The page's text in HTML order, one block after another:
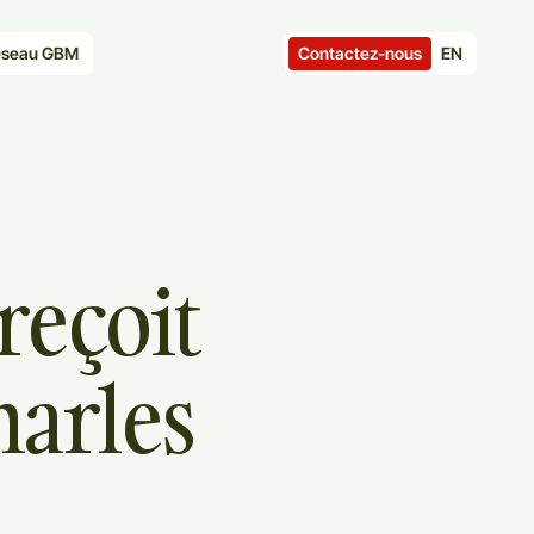
GBM Contactez-nous EN